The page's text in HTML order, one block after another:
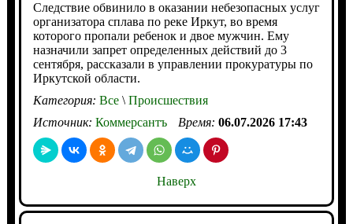
Следствие обвинило в оказании небезопасных услуг
организатора сплава по реке Иркут, во время
которого пропали ребенок и двое мужчин. Ему
назначили запрет определенных действий до 3
сентября, рассказали в управлении прокуратуры по
Иркутской области.
Категория: Все\Происшествия
Источник: Коммерсантъ Время: 06.07.2026 17:43
Наверх